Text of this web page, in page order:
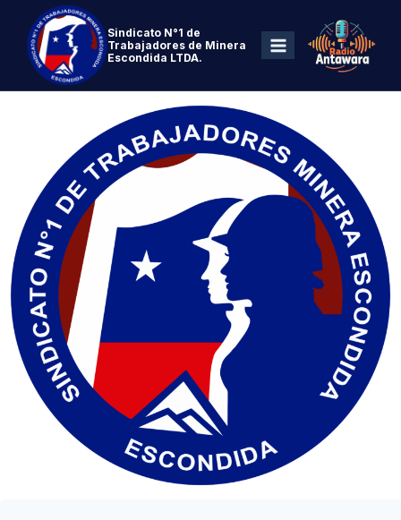
Sindicato N°1 de
Trabajadores de Minera
Escondida LTDA.